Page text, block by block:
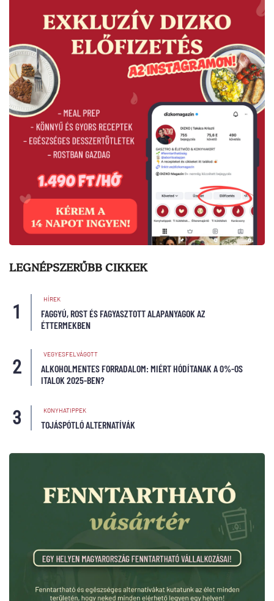
LEGNÉPSZERŰBB CIKKEK
HÍREK
FAGGYÚ, ROST ÉS FAGYASZTOTT ALAPANYAGOK AZ
ÉTTERMEKBEN
VEGYESFELVÁGOTT
ALKOHOLMENTES FORRADALOM: MIÉRT HÓDÍTANAK A 0%-OS
ITALOK 2025-BEN?
KONYHATIPPEK
TOJÁSPÓTLÓ ALTERNATÍVÁK